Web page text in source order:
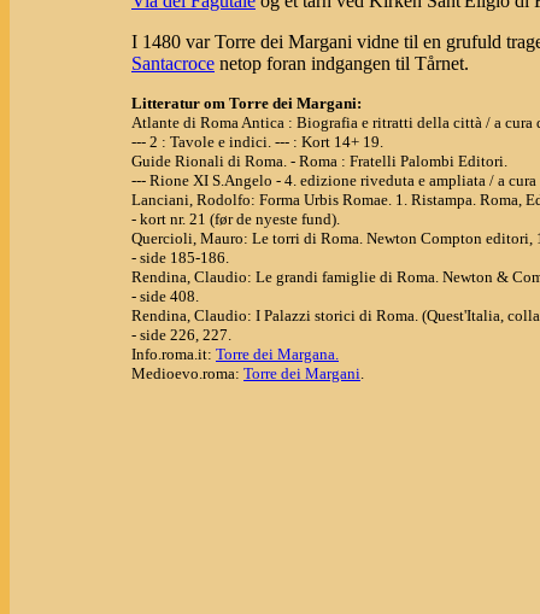
I 1480 var Torre dei Margani vidne til en grufuld
Santacroce netop foran indgangen til Tårnet.
Litteratur om Torre dei Margani:
Atlante di Roma Antica : Biografia e ritratti della città / a
--- 2 : Tavole e indici. --- : Kort 14+ 19.
Guide Rionali di Roma. - Roma : Fratelli Palombi Editori.
--- Rione XI S.Angelo - 4. edizione riveduta e ampliata / a
Lanciani, Rodolfo: Forma Urbis Romae. 1. Ristampa. Roma,
- kort nr. 21 (før de nyeste fund).
Quercioli, Mauro: Le torri di Roma. Newton Compton editori,
- side 185-186.
Rendina, Claudio: Le grandi famiglie di Roma. Newton &
- side 408.
Rendina, Claudio: I Palazzi storici di Roma. (Quest'Italia,
- side 226, 227.
Info.roma.it: Torre dei Margana.
Medioevo.roma: Torre dei Margani.